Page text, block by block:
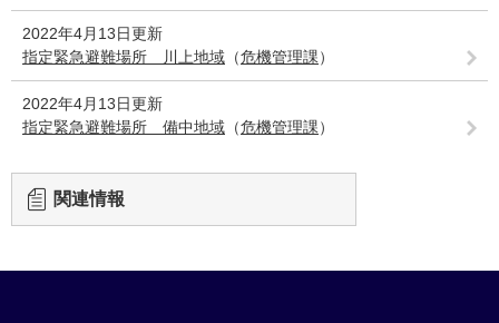
2022年4月13日更新
指定緊急避難場所 川上地域 （危機管理課）
2022年4月13日更新
指定緊急避難場所 備中地域 （危機管理課）
関連情報